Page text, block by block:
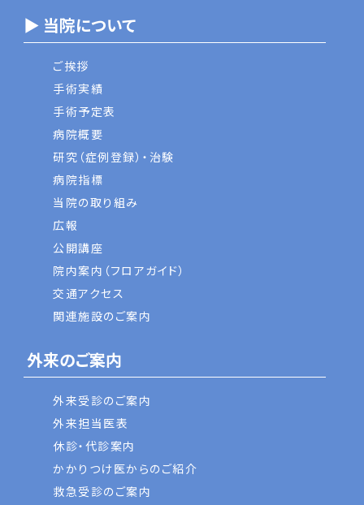
▶ 当院について
ご挨拶
手術実績
手術予定表
病院概要
研究（症例登録）・治験
病院指標
当院の取り組み
広報
公開講座
院内案内（フロアガイド）
交通アクセス
関連施設のご案内
外来のご案内
外来受診のご案内
外来担当医表
休診・代診案内
かかりつけ医からのご紹介
救急受診のご案内